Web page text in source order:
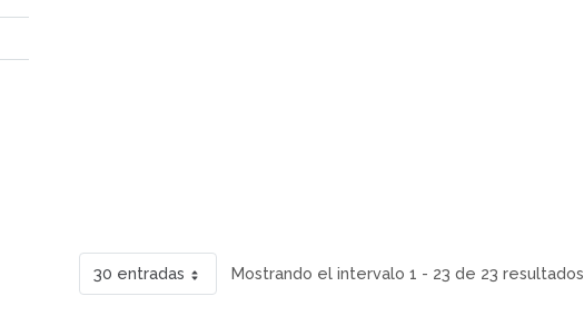
30 entradas Mostrando el intervalo 1 - 23 de 23 resultados.